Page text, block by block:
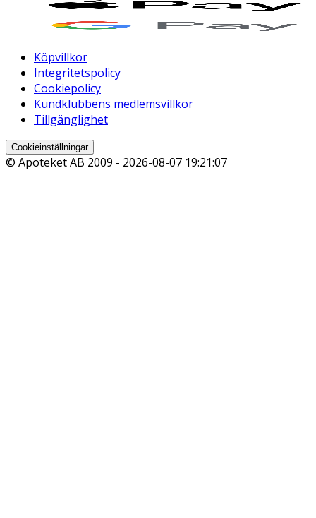
Köpvillkor
Integritetspolicy
Cookiepolicy
Kundklubbens medlemsvillkor
Tillgänglighet
Cookieinställningar
© Apoteket AB 2009 - 2026-08-07 19:21:07